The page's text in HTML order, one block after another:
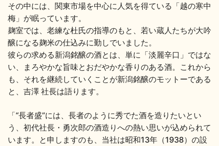
その中には、関東市場を中心に人気を得ている「越の寒中
梅」が眠っています。
麹室では、老練な杜氏の指導のもと、若い蔵人たちが大吟
醸になる麹米の仕込みに勤しでいました。
彼らの求める新潟銘醸の酒とは、単に「淡麗辛口」ではな
い、まろやかな旨味とおだやかな香りのある酒。これから
も、それを継続していくことが新潟銘醸のモットーである
と、吉澤 社長は語ります。
「“長者盛”には、長者のように秀でた酒を造りたいとい
う、初代社長・勇次郎の酒造りへの熱い思いが込められて
います。と申しますのも、当社は昭和13年（1938）の設